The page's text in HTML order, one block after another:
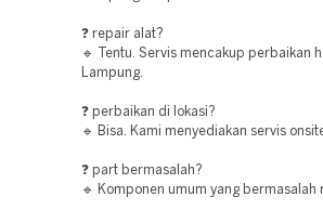
❓ repair alat?
🔹 Tentu. Servis mencakup perbaikan
Lampung.
❓ perbaikan di lokasi?
🔹 Bisa. Kami menyediakan servis
❓ part bermasalah?
🔹 Komponen umum yang